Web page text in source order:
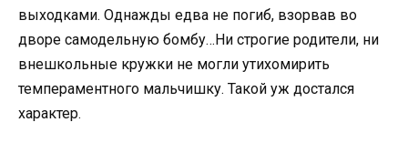
выходками. Однажды едва не погиб, взорвав во
дворе самодельную бомбу…Ни строгие родители, ни
внешкольные кружки не могли утихомирить
темпераментного мальчишку. Такой уж достался
характер.